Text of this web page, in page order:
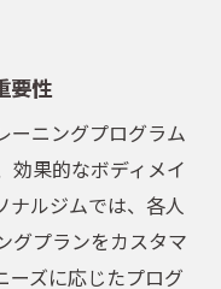
要性
ーニングプログラム
効果的なボディメイ
ナルジムでは、各人
グプランをカスタマ
ーズに応じたプログ